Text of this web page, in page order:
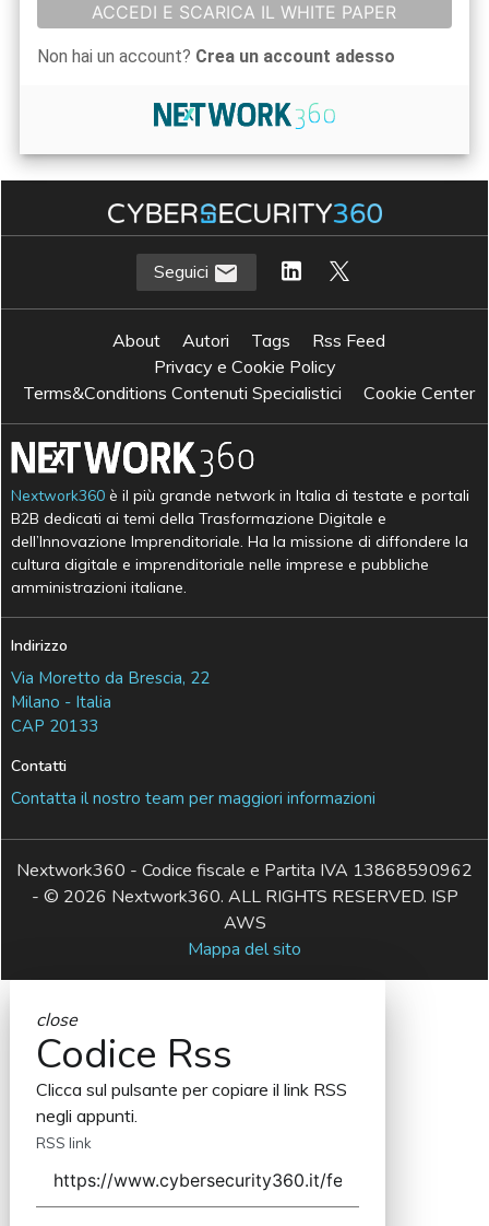
ACCEDI E SCARICA IL WHITE PAPER
Non hai un account? Crea un account adesso
Seguici
About Autori Tags
Rss Feed
Privacy e Cookie Policy
Terms&Conditions Contenuti Specialistici
Cookie Center
Nextwork360 è il più grande network in Italia di testate e portali
B2B dedicati ai temi della Trasformazione Digitale e
dell’Innovazione Imprenditoriale. Ha la missione di diffondere la
cultura digitale e imprenditoriale nelle imprese e pubbliche
amministrazioni italiane.
Indirizzo
Via Moretto da Brescia, 22
Milano - Italia
CAP 20133
Contatti
Contatta il nostro team per maggiori informazioni
Nextwork360 - Codice fiscale e Partita IVA 13868590962
- © 2026 Nextwork360. ALL RIGHTS RESERVED. ISP
AWS
Mappa del sito
close
Codice Rss
Clicca sul pulsante per copiare il link RSS
negli appunti.
RSS link